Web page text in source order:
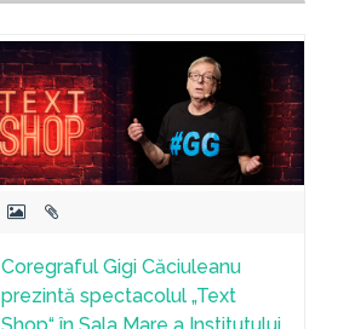
Coregraful Gigi Căciuleanu
prezintă spectacolul „Text